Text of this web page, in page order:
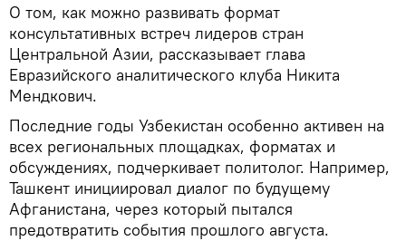
О том, как можно развивать формат
консультативных встреч лидеров стран
Центральной Азии, рассказывает глава
Евразийского аналитического клуба Никита
Мендкович.
Последние годы Узбекистан особенно активен на
всех региональных площадках, форматах и
обсуждениях, подчеркивает политолог. Например,
Ташкент инициировал диалог по будущему
Афганистана, через который пытался
предотвратить события прошлого августа.